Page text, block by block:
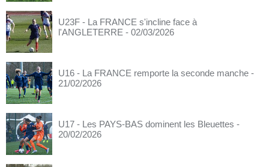
U23F - La FRANCE s'incline face à
l'ANGLETERRE - 02/03/2026
U16 - La FRANCE remporte la seconde manche -
21/02/2026
U17 - Les PAYS-BAS dominent les Bleuettes -
20/02/2026